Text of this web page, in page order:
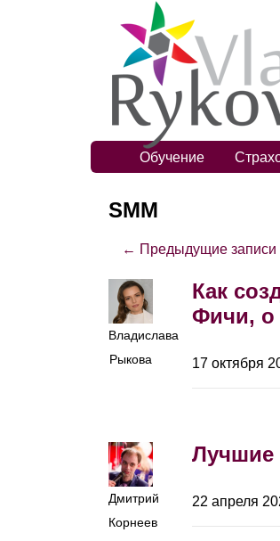
Обучение
SМM
← Предыдущие записи
Владислава
Рыкова
Как
Фичи, о
17 октября
Дмитрий
Корнеев
Лучшие
22 апреля